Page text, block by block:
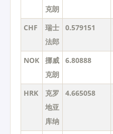
克朗
CHF
瑞士
法郎
0.579151
NOK
挪威
克朗
6.80888
HRK
克罗
地亚
库纳
4.665058